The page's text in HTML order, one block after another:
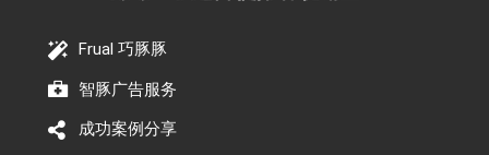
Frual 巧豚豚
智豚广告服务
成功案例分享